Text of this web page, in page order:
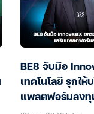
BE8 จับมือ
เทคโนโลยี รุกให้
แพลตฟอร์มลงทุ